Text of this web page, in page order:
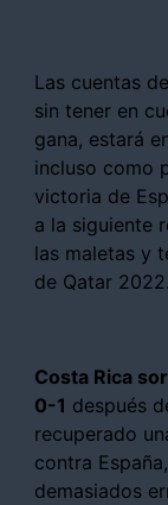
Las cuentas
sin tener en
gana, estará
incluso como
victoria de
a la siguiente
las maletas y
de Qatar
Costa Rica
0-1 después
recuperado
contra
demasiados